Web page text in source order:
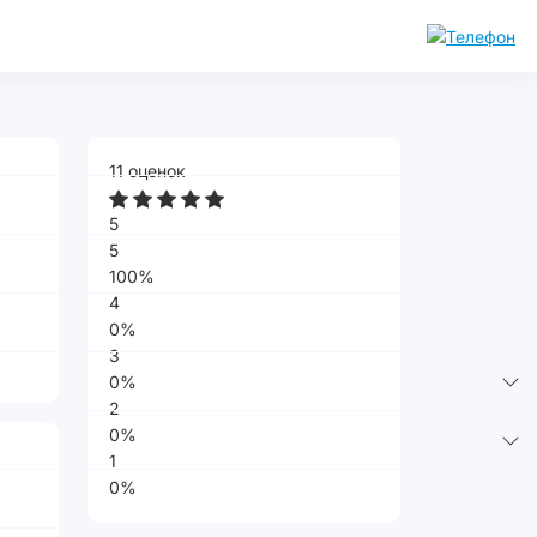
11 оценок
5
5
100%
4
0%
3
0%
2
0%
1
0%